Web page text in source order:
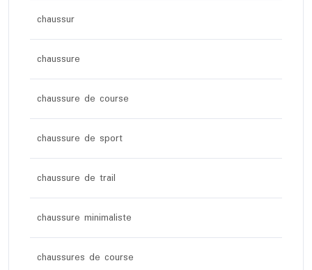
chaussur
chaussure
chaussure de course
chaussure de sport
chaussure de trail
chaussure minimaliste
chaussures de course